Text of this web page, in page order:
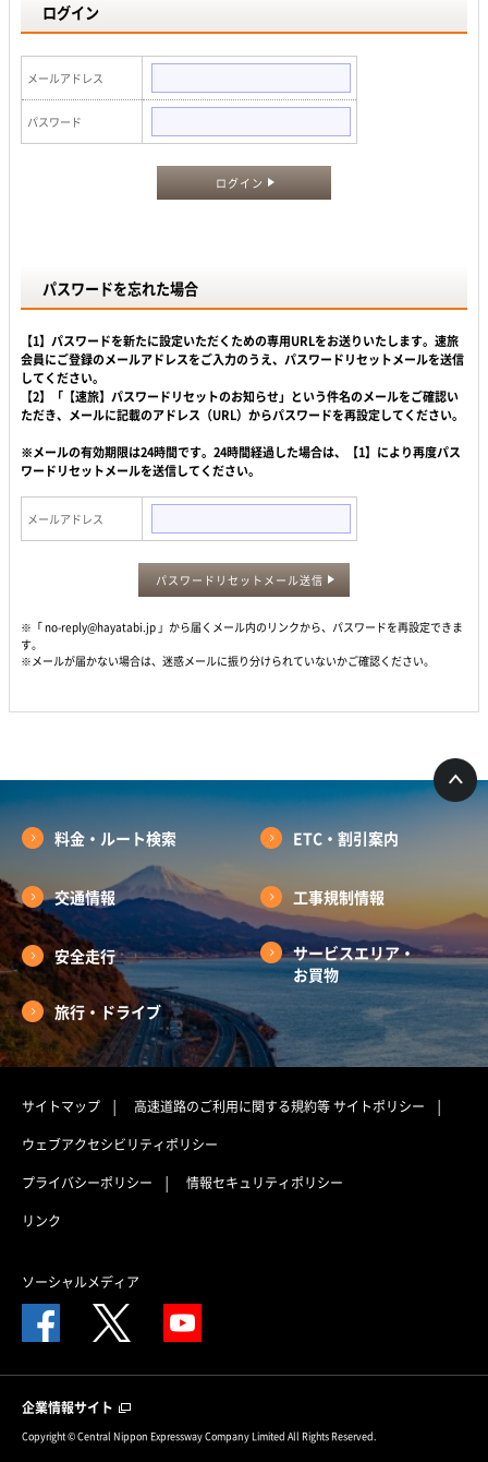
ログイン
メールアドレス
パスワード
ログイン
パスワードを忘れた場合
【1】パスワードを新たに設定いただくための専用URLをお送りいたします。速旅
会員にご登録のメールアドレスをご入力のうえ、パスワードリセットメールを送信
してください。
【2】「【速旅】パスワードリセットのお知らせ」という件名のメールをご確認い
ただき、メールに記載のアドレス（URL）からパスワードを再設定してください。
※メールの有効期限は24時間です。24時間経過した場合は、【1】により再度パス
ワードリセットメールを送信してください。
メールアドレス
パスワードリセットメール送信
※「 no-reply@hayatabi.jp 」から届くメール内のリンクから、パスワードを再設定できま
す。
※メールが届かない場合は、迷惑メールに振り分けられていないかご確認ください。
料金・ルート検索 ETC・割引案内
交通情報 工事規制情報
安全走行
サービスエリア・
お買物
旅行・ドライブ
サイトマップ 高速道路のご利用に関する規約等サイトポリシー
ウェブアクセシビリティポリシー
プライバシーポリシー
情報セキュリティポリシー
リンク
ソーシャルメディア
企業情報サイト
Copyright © Central Nippon Expressway Company Limited All Rights Reserved.